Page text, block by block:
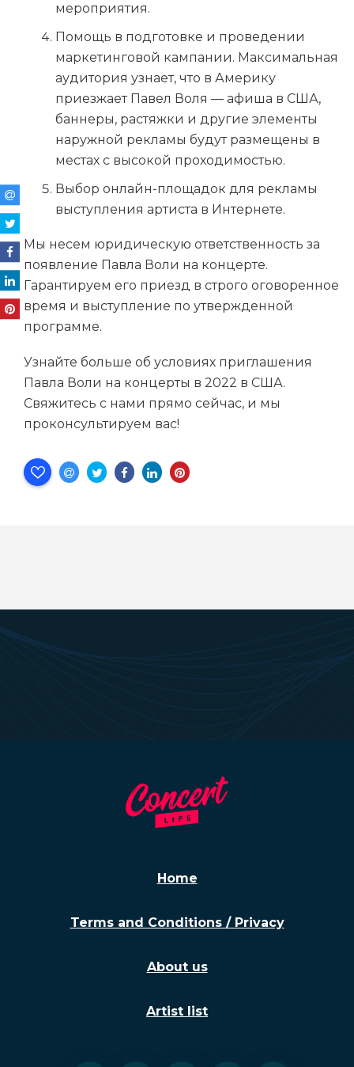
мероприятия.
Помощь в подготовке и проведении
маркетинговой кампании. Максимальная
аудитория узнает, что в Америку
приезжает Павел Воля — афиша в США,
баннеры, растяжки и другие элементы
наружной рекламы будут размещены в
местах с высокой проходимостью.
Выбор онлайн-площадок для рекламы
выступления артиста в Интернете.
Мы несем юридическую ответственность за
появление Павла Воли на концерте.
Гарантируем его приезд в строго оговоренное
время и выступление по утвержденной
программе.
Узнайте больше об условиях приглашения
Павла Воли на концерты в 2022 в США.
Свяжитесь с нами прямо сейчас, и мы
проконсультируем вас!
Home
Terms and Conditions / Privacy
About us
Artist list